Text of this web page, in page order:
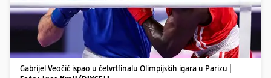
Gabrijel Veočić ispao u četvrtfinalu Olimpijskih igara u Parizu |